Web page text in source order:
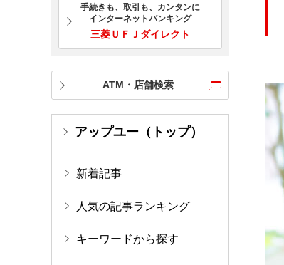
手続きも、取引も、カンタンに
インターネットバンキング
三菱ＵＦＪダイレクト
ATM・店舗検索
アップユー（トップ）
新着記事
人気の記事ランキング
キーワードから探す